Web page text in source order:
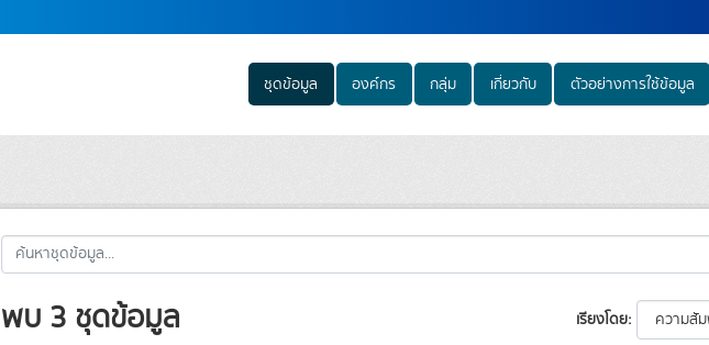
ชุดข้อมูล องค์กร กลุ่ม เกี่ยวกับ ตัวอย่างการใช้ข้อมูล
เรียงโดย
พบ 3 ชุดข้อมูล